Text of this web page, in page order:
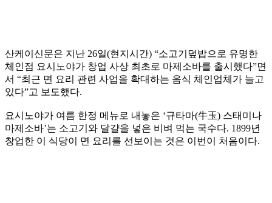
산케이신문은 지난 26일(현지시간) “소고기덮밥으로 유명한
체인점 요시노야가 창업 사상 최초로 마제소바를 출시했다”면
서 “최근 면 요리 관련 사업을 확대하는 음식 체인업체가 늘고
있다”고 보도했다.
요시노야가 여름 한정 메뉴로 내놓은 ‘규타마(牛玉) 스태미나
마제소바’는 소고기와 달걀을 넣은 비벼 먹는 국수다. 1899년
창업한 이 식당이 면 요리를 선보이는 것은 이번이 처음이다.